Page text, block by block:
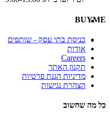
BUYME
כניסת בתי עסק - שותפים
אודות
Careers
תקנון האתר
מדיניות הגנת פרטיות
הצהרת נגישות
כל מה שחשוב